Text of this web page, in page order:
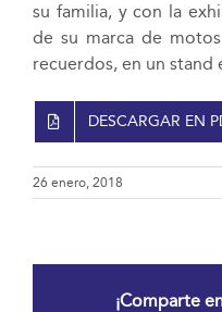
su familia, y con la
de su marca de
recuerdos, en un stand
DESCARGAR EN
26 enero, 2018
¡Comparte